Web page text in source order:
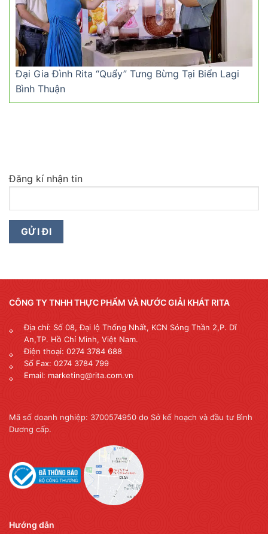
Đại Gia Đình Rita “Quẩy” Tưng Bừng Tại Biển Lagi
Bình Thuận
Đăng kí nhận tin
CÔNG TY TNHH THỰC PHẨM VÀ NƯỚC GIẢI KHÁT RITA
Địa chỉ: Số 08, Đại lộ Thống Nhất, KCN Sóng Thần 2,P. Dĩ
An,TP. Hồ Chí Minh, Việt Nam.
Điện thoại: 0274 3784 688
Số Fax: 0274 3784 799
Email: marketing@rita.com.vn
Mã số doanh nghiệp: 3700574950 do Sở kế hoạch và đầu tư Bình
Dương cấp.
Hướng dẫn